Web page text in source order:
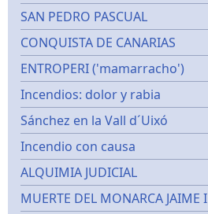
SAN PEDRO PASCUAL
CONQUISTA DE CANARIAS
ENTROPERI ('mamarracho')
Incendios: dolor y rabia
Sánchez en la Vall d´Uixó
Incendio con causa
ALQUIMIA JUDICIAL
MUERTE DEL MONARCA JAIME I